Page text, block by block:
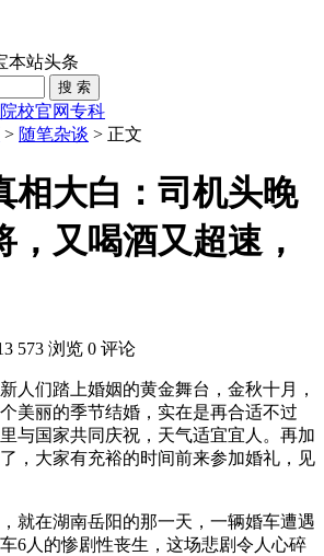
本站头条
院校官网专科
> 随笔杂谈 > 正文
相大白：司机头晚
，又喝酒又超速，
573 浏览 0 评论
人们踏上婚姻的黄金舞台，金秋十月，
美丽的季节结婚，实在是再合适不过
与国家共同庆祝，天气适宜宜人。再加
，大家有充裕的时间前来参加婚礼，见
就在湖南岳阳的那一天，一辆婚车遭遇
6人的惨剧性丧生，这场悲剧令人心碎